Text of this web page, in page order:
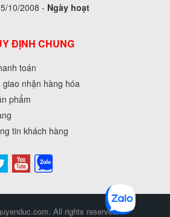
10/2008 - Ngày hoạt
ĐỊNH CHUNG
toán
nhận hàng hóa
phẩm
tin khách hàng
All rights reserved.